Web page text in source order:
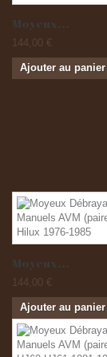
Moyeux...
144,00 €
Ajouter au panier
Moyeux...
144,00 €
Ajouter au panier